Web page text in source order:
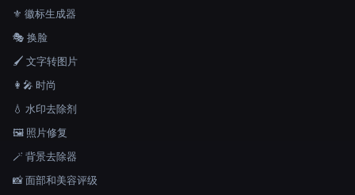
⚜️ 徽标生成器
🎭 换脸
🖌️ 文字转图片
👩‍🎤 时尚
💧 水印去除剂
🖼️ 照片修复
🪄 背景去除器
📸 面部和美容评级